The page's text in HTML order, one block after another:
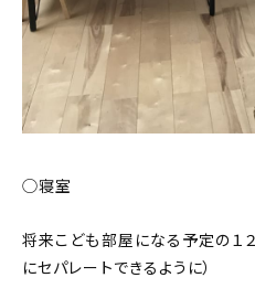
◯寝室
将来こども部屋になる予定の１
にセパレートできるように）